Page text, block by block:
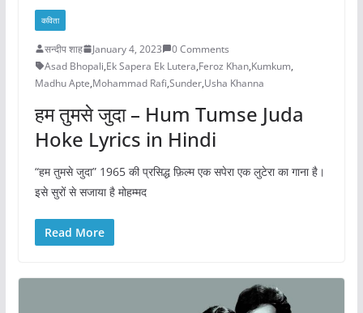
कविता
सन्दीप शाह January 4, 2023
0 Comments
Asad Bhopali,Ek Sapera Ek Lutera,Feroz Khan,Kumkum,
Madhu Apte,Mohammad Rafi,Sunder,Usha Khanna
हम तुमसे जुदा – Hum Tumse Juda
Hoke Lyrics in Hindi
“हम तुमसे जुदा” 1965 की प्रसिद्ध फ़िल्म एक सपेरा एक लुटेरा का गाना है।
इसे सुरों से सजाया है मोहम्मद
Read More